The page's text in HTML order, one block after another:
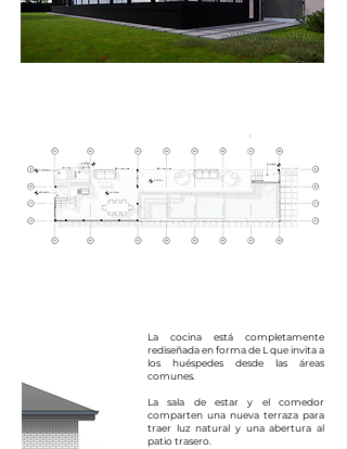
La cocina está completamente
rediseñada en forma de L que invita a
los huéspedes desde las áreas
comunes.
La sala de estar y el comedor
comparten una nueva terraza para
traer luz natural y una abertura al
patio trasero.